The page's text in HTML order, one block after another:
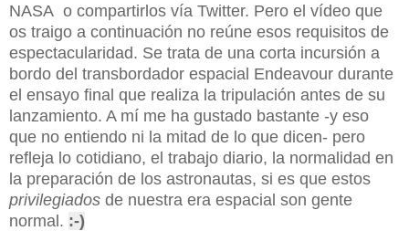
NASA o compartirlos vía Twitter. Pero el vídeo que
os traigo a continuación no reúne esos requisitos de
espectacularidad. Se trata de una corta incursión a
bordo del transbordador espacial Endeavour durante
el ensayo final que realiza la tripulación antes de su
lanzamiento. A mí me ha gustado bastante -y eso
que no entiendo ni la mitad de lo que dicen- pero
refleja lo cotidiano, el trabajo diario, la normalidad en
la preparación de los astronautas, si es que estos
privilegiados de nuestra era espacial son gente
normal. :-)